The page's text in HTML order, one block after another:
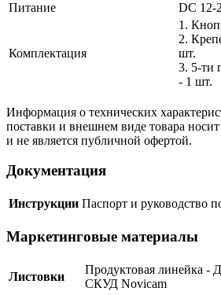
Питание DC 12-
Комплектация
1.
2.
шт.
3. 5-ти
- 1 шт.
Информация о технических
поставки и внешнем виде товара
и не является публичной офертой.
Документация
Инструкции Паспорт и руководство
Маркетинговые материалы
Листовки
Продуктовая линейка -
СКУД Novicam